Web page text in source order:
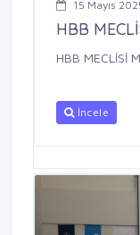
15 Mayıs
HBB
HBB MECLİSİ
İncele